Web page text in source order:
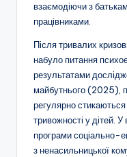
взаємодіючи з
працівниками.
Після тривалих
набуло питання
результатами
майбутнього (2025),
регулярно
тривожності у дітей.
програми соціально-
з ненасильницької